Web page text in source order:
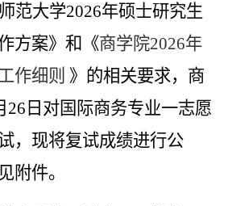
范大学2026年硕士研究生
方案》 和《商学院2026年
作细则 》的相关要求，商
26日对国际商务专业一志愿
，现将复试成绩进行公
附件。